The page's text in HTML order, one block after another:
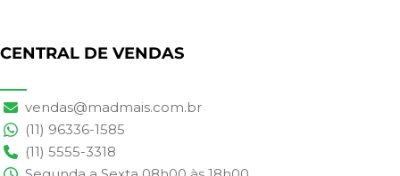
CENTRAL DE VENDAS
vendas@madmais.com.br
(11) 96336-1585
(11) 5555-3318